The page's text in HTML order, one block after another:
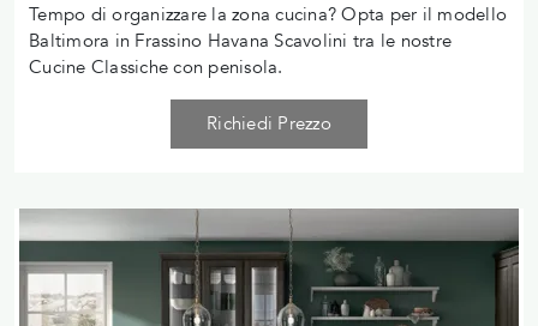
Tempo di organizzare la zona cucina? Opta per il modello
Baltimora in Frassino Havana Scavolini tra le nostre
Cucine Classiche con penisola.
Richiedi Prezzo